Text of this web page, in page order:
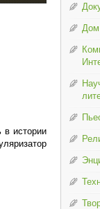
в истории
Дом